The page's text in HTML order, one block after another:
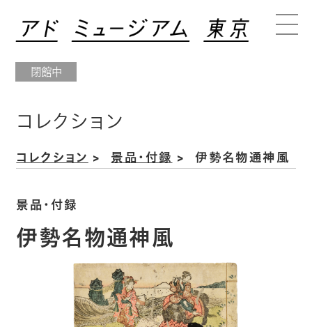
閉館中
コレクション
コレクション 景品・付録 伊勢名物通神風
景品・付録
伊勢名物通神風